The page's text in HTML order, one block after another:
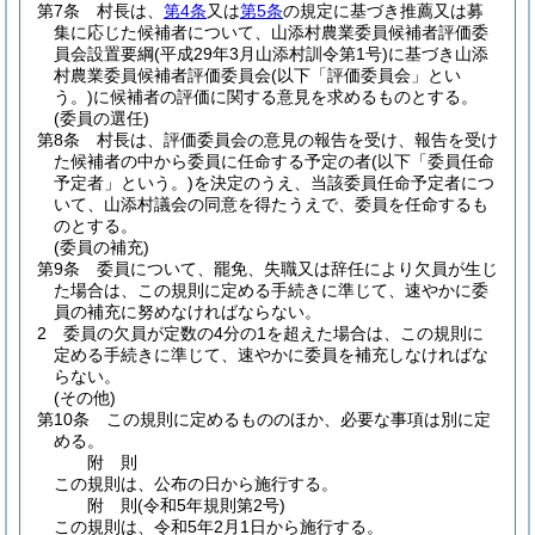
第7条
村長は、 第4条又は第5条の規定に基づき推薦又は募
集に応じた候補者について、山添村農業委員候補者評価委
員会設置要綱(平成29年3月山添村訓令第1号)に基づき山添
村農業委員候補者評価委員会(以下「評価委員会」とい
う。)に候補者の評価に関する意見を求めるものとする。
(委員の選任)
第8条
村長は、評価委員会の意見の報告を受け、報告を受け
た候補者の中から委員に任命する予定の者(以下「委員任命
予定者」という。)を決定のうえ、当該委員任命予定者につ
いて、山添村議会の同意を得たうえで、委員を任命するも
のとする。
(委員の補充)
第9条
委員について、罷免、失職又は辞任により欠員が生じ
た場合は、この規則に定める手続きに準じて、速やかに委
員の補充に努めなければならない。
2
委員の欠員が定数の4分の1を超えた場合は、この規則に
定める手続きに準じて、速やかに委員を補充しなければな
らない。
(その他)
第10条
この規則に定めるもののほか、必要な事項は別に定
める。
附 則
この規則は、公布の日から施行する。
附 則(令和5年規則第2号)
この規則は、令和5年2月1日から施行する。